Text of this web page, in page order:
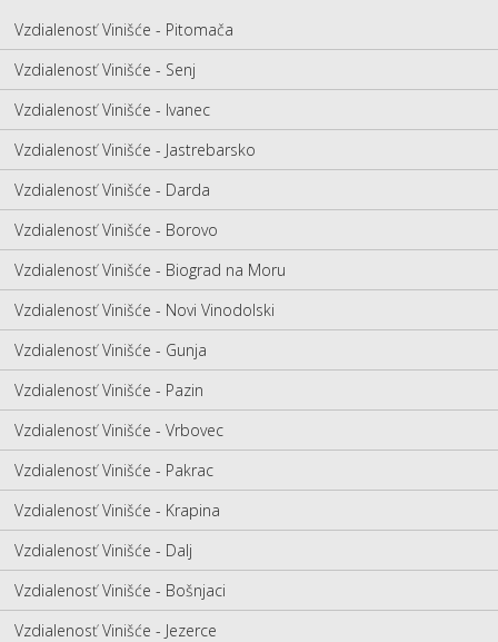
Vzdialenosť Vinišće - Pitomača
Vzdialenosť Vinišće - Senj
Vzdialenosť Vinišće - Ivanec
Vzdialenosť Vinišće - Jastrebarsko
Vzdialenosť Vinišće - Darda
Vzdialenosť Vinišće - Borovo
Vzdialenosť Vinišće - Biograd na Moru
Vzdialenosť Vinišće - Novi Vinodolski
Vzdialenosť Vinišće - Gunja
Vzdialenosť Vinišće - Pazin
Vzdialenosť Vinišće - Vrbovec
Vzdialenosť Vinišće - Pakrac
Vzdialenosť Vinišće - Krapina
Vzdialenosť Vinišće - Dalj
Vzdialenosť Vinišće - Bošnjaci
Vzdialenosť Vinišće - Jezerce